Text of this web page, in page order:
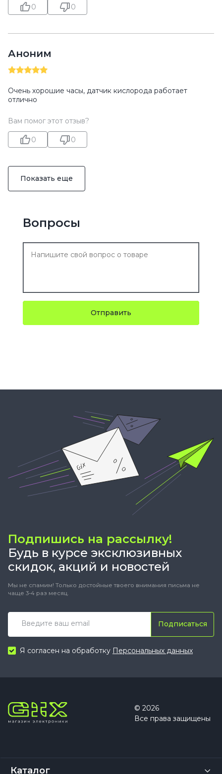
0 0
Аноним
Очень хорошие часы, датчик кислорода работает
отлично
Вам помог этот отзыв?
0 0
Показать еще
Вопросы
Отправить
Подпишись на рассылку!
Будь в курсе эксклюзивных
скидок, акций и новостей
Мы не спамим! Только достойные твоего внимания письма не
чаще 3-4 раз месяц.
Подписаться
Я согласен на обработку Персональных данных
© 2026
Все права защищены
Каталог